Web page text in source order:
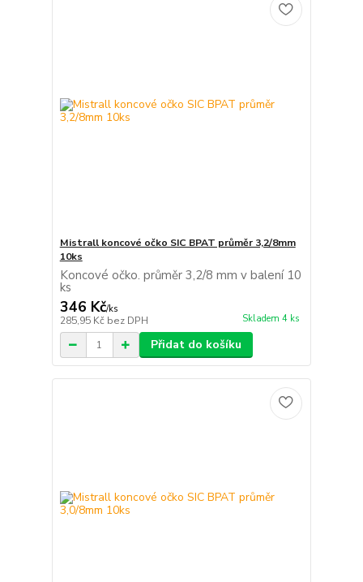
Mistrall koncové očko SIC BPAT průměr 3,2/8mm
10ks
Koncové očko. průměr 3,2/8 mm v balení 10
ks
346 Kč/ks
285,95 Kč bez DPH Skladem 4 ks
Přidat do košíku